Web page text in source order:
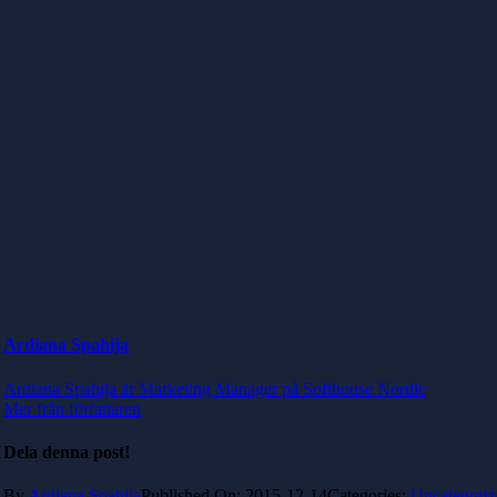
Ardiana Spahija
Ardiana Spahija är Marketing Manager på Softhouse Nordic
Mer från författaren
Dela denna post!